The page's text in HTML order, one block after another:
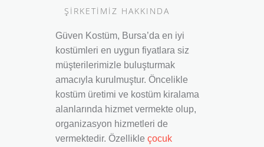
ŞİRKETİMİZ HAKKINDA
Güven Kostüm, Bursa’da en iyi
kostümleri en uygun fiyatlara siz
müşterilerimizle buluşturmak
amacıyla kurulmuştur. Öncelikle
kostüm üretimi ve kostüm kiralama
alanlarında hizmet vermekte olup,
organizasyon hizmetleri de
vermektedir. Özellikle çocuk